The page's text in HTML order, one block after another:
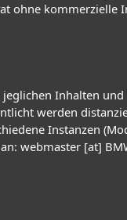
ohne kommerzielle
Inhalten und
werden
Instanzen
webmaster [at]